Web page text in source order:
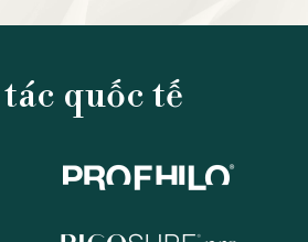
chúng tôi
800
quốc tế